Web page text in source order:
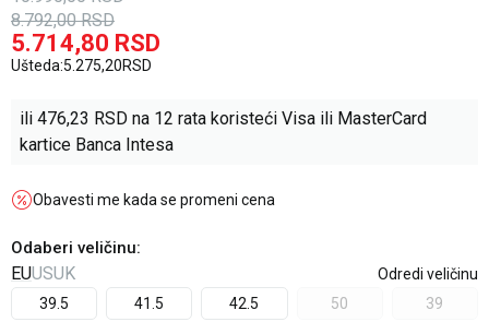
8.792,00 RSD
5.714,80 RSD
Ušteda:5.275,20RSD
ili 476,23 RSD na 12 rata koristeći Visa ili MasterCard
kartice Banca Intesa
Obavesti me kada se promeni cena
Odaberi veličinu:
EUUSUK
Odredi veličinu
39.5
41.5 42.5 50 39